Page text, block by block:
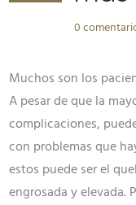
0
Muchos son los
A pesar de que la
complicaciones,
con problemas que
estos puede ser el
engrosada y elevada.